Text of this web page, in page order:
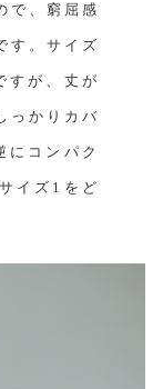
で、窮屈感
す。サイズ
すが、丈が
っかりカバ
にコンパク
イズ1をど